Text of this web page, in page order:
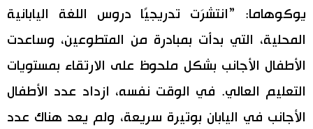
يوكوهاما: ”انتشرَت تدريجيًا دروس اللغة اليابانية
المحلية، التي بدأت بمبادرة من المتطوعين، وساعدت
الأطفال الأجانب بشكل ملحوظ على الارتقاء بمستويات
التعليم العالي. في الوقت نفسه، ازداد عدد الأطفال
الأجانب في اليابان بوتيرة سريعة، ولم يعد هناك عدد